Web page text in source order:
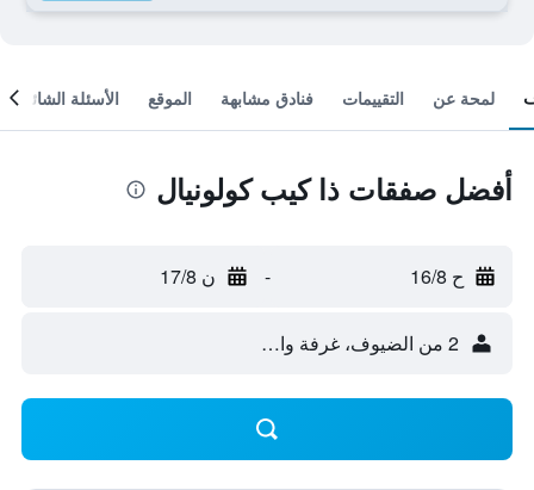
لمحة عن التقييمات فنادق مشابهة الموقع الأسئلة الشائعة
أفضل صفقات ذا كيب كولونيال
ح 16/8 - ن 17/8
2 من الضيوف، غرفة واحدة